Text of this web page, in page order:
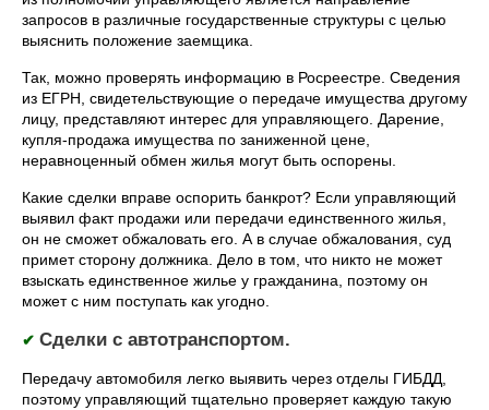
запросов в различные государственные структуры с целью
выяснить положение заемщика.
Так, можно проверять информацию в Росреестре. Сведения
из ЕГРН, свидетельствующие о передаче имущества другому
лицу, представляют интерес для управляющего. Дарение,
купля-продажа имущества по заниженной цене,
неравноценный обмен жилья могут быть оспорены.
Какие сделки вправе оспорить банкрот? Если управляющий
выявил факт продажи или передачи единственного жилья,
он не сможет обжаловать его. А в случае обжалования, суд
примет сторону должника. Дело в том, что никто не может
взыскать единственное жилье у гражданина, поэтому он
может с ним поступать как угодно.
✔ Сделки с автотранспортом.
Передачу автомобиля легко выявить через отделы ГИБДД,
поэтому управляющий тщательно проверяет каждую такую